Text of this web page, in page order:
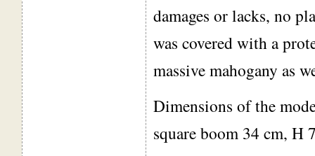
damages or lacks, no
was covered with a
massive mahogany as
Dimensions of the
square boom 34 cm, H